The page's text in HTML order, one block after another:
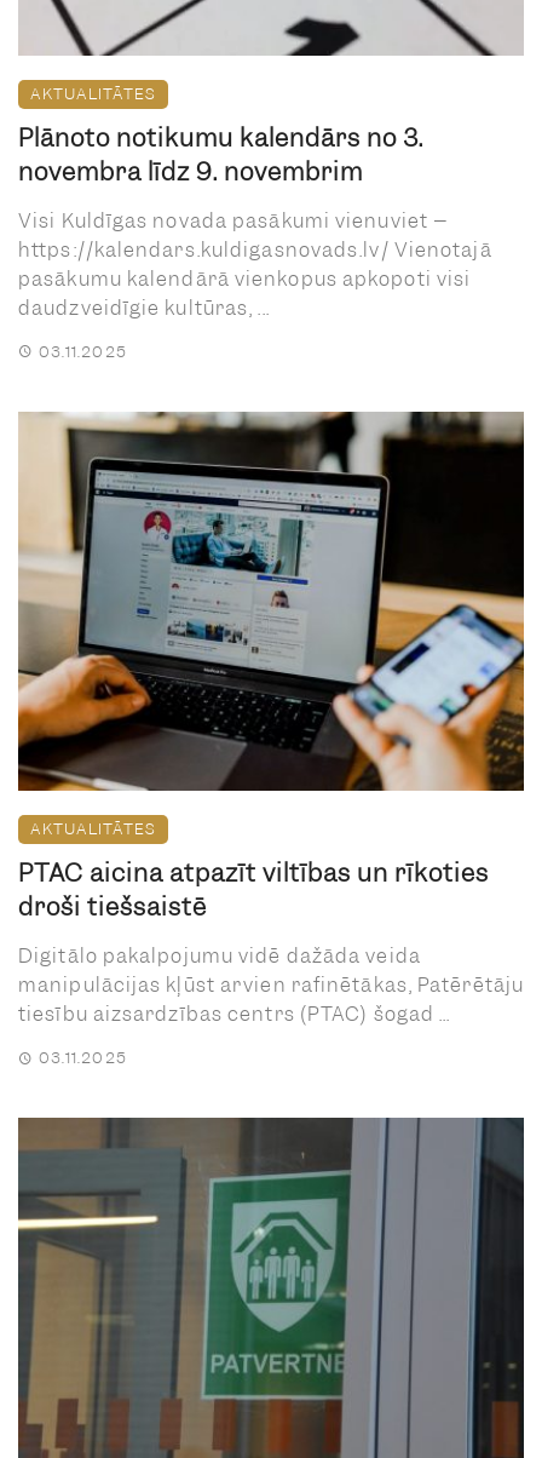
AKTUALITĀTES
Plānoto notikumu kalendārs no 3.
novembra līdz 9. novembrim
Visi Kuldīgas novada pasākumi vienuviet –
https://kalendars.kuldigasnovads.lv/ Vienotajā
pasākumu kalendārā vienkopus apkopoti visi
daudzveidīgie kultūras, ...
03.11.2025
AKTUALITĀTES
PTAC aicina atpazīt viltības un rīkoties
droši tiešsaistē
Digitālo pakalpojumu vidē dažāda veida
manipulācijas kļūst arvien rafinētākas, Patērētāju
tiesību aizsardzības centrs (PTAC) šogad ...
03.11.2025